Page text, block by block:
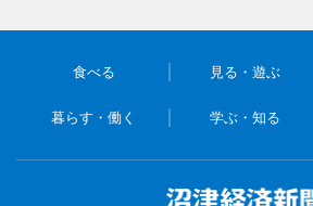
食べる 見る・遊ぶ
暮らす・働く 学ぶ・知る